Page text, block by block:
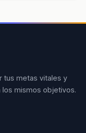
tus metas vitales y
mismos objetivos.